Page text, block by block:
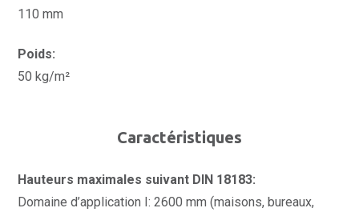
110 mm
Poids:
50 kg/m²
Caractéristiques
Hauteurs maximales suivant DIN 18183:
Domaine d’application I: 2600 mm (maisons, bureaux,